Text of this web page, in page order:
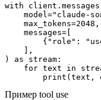
with
model="claude-
    max_tokens=2048,
    messages=[
{"role":
    ],
) as stream:
for text in
Пример tool use